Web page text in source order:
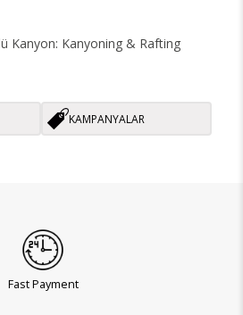
Kanyon: Kanyoning & Rafting
KAMPANYALAR
Fast Payment